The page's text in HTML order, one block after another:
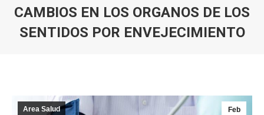
CAMBIOS EN LOS ORGANOS DE LOS
SENTIDOS POR ENVEJECIMIENTO
Feb
Area Salud